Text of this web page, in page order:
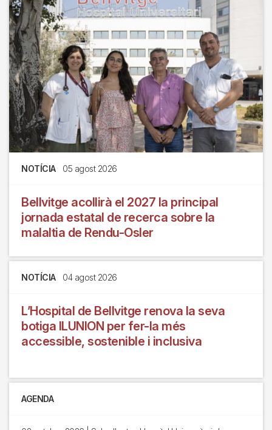
NOTÍCIA 05 agost 2026
Bellvitge acollirà el 2027 la principal
jornada estatal de recerca sobre la
malaltia de Rendu-Osler
NOTÍCIA 04 agost 2026
L’Hospital de Bellvitge renova la seva
botiga ILUNION per fer-la més
accessible, sostenible i inclusiva
AGENDA